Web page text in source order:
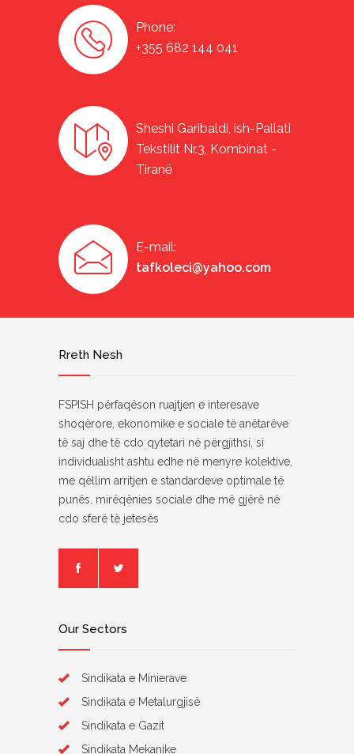
Phone:
+355 682 144 041
Sheshi Garibaldi, ish-Pallati
Tekstilit Nr.3, Kombinat -
Tiranë
E-mail:
tafkoleci@yahoo.com
Rreth Nesh
FSPISH përfaqëson ruajtjen e interesave
shoqërore, ekonomike e sociale të anëtarëve
të saj dhe të cdo qytetari në përgjithsi, si
individualisht ashtu edhe në menyre kolektive,
me qëllim arritjen e standardeve optimale të
punës, mirëqënies sociale dhe më gjërë në
cdo sferë të jetesës
Our Sectors
Sindikata e Minierave
Sindikata e Metalurgjisë
Sindikata e Gazit
Sindikata Mekanike